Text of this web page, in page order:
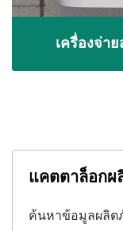
เครื่องจ่า
แคตตาล็อก
ค้นหาข้อมูลผลิ